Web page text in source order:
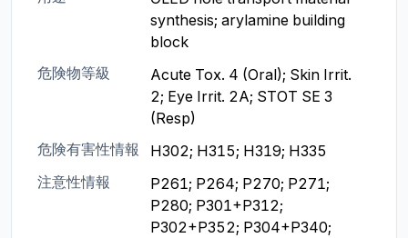
synthesis; arylamine building
block
危険物等級
Acute Tox. 4 (Oral); Skin Irrit.
2; Eye Irrit. 2A; STOT SE 3
(Resp)
危険有害性情報
H302; H315; H319; H335
注意性情報
P261; P264; P270; P271;
P280; P301+P312;
P302+P352; P304+P340;